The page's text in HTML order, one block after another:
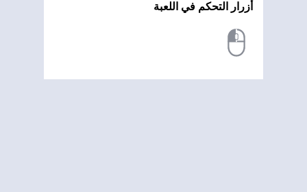
أزرار التحكم في اللعبة